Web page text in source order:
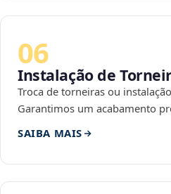
06
Instalação de
Troca de torneiras ou
Garantimos um acabamento
SAIBA MAIS